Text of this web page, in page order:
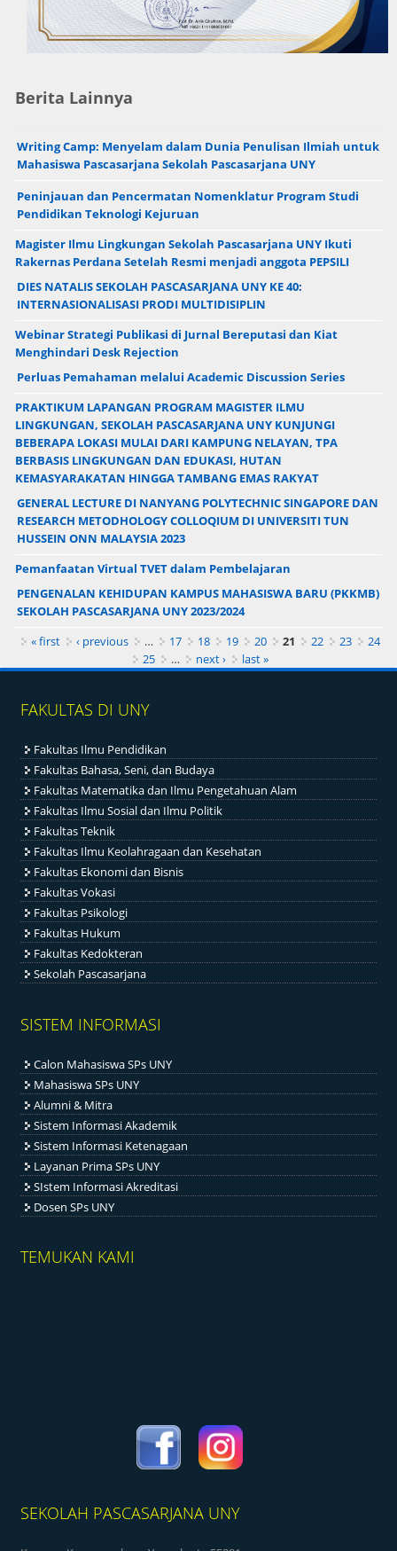
Berita Lainnya
Writing Camp: Menyelam dalam Dunia Penulisan Ilmiah untuk
Mahasiswa Pascasarjana Sekolah Pascasarjana UNY
Peninjauan dan Pencermatan Nomenklatur Program Studi
Pendidikan Teknologi Kejuruan
Magister Ilmu Lingkungan Sekolah Pascasarjana UNY Ikuti
Rakernas Perdana Setelah Resmi menjadi anggota PEPSILI
DIES NATALIS SEKOLAH PASCASARJANA UNY KE 40:
INTERNASIONALISASI PRODI MULTIDISIPLIN
Webinar Strategi Publikasi di Jurnal Bereputasi dan Kiat
Menghindari Desk Rejection
Perluas Pemahaman melalui Academic Discussion Series
PRAKTIKUM LAPANGAN PROGRAM MAGISTER ILMU
LINGKUNGAN, SEKOLAH PASCASARJANA UNY KUNJUNGI
BEBERAPA LOKASI MULAI DARI KAMPUNG NELAYAN, TPA
BERBASIS LINGKUNGAN DAN EDUKASI, HUTAN
KEMASYARAKATAN HINGGA TAMBANG EMAS RAKYAT
GENERAL LECTURE DI NANYANG POLYTECHNIC SINGAPORE DAN
RESEARCH METODHOLOGY COLLOQIUM DI UNIVERSITI TUN
HUSSEIN ONN MALAYSIA 2023
Pemanfaatan Virtual TVET dalam Pembelajaran
PENGENALAN KEHIDUPAN KAMPUS MAHASISWA BARU (PKKMB)
SEKOLAH PASCASARJANA UNY 2023/2024
Pages
« first ‹ previous … 17 18 19 20 21 22 23
24
25
… next › last »
FAKULTAS DI UNY
Fakultas Ilmu Pendidikan
Fakultas Bahasa, Seni, dan Budaya
Fakultas Matematika dan Ilmu Pengetahuan Alam
Fakultas Ilmu Sosial dan Ilmu Politik
Fakultas Teknik
Fakultas Ilmu Keolahragaan dan Kesehatan
Fakultas Ekonomi dan Bisnis
Fakultas Vokasi
Fakultas Psikologi
Fakultas Hukum
Fakultas Kedokteran
Sekolah Pascasarjana
SISTEM INFORMASI
Calon Mahasiswa SPs UNY
Mahasiswa SPs UNY
Alumni & Mitra
Sistem Informasi Akademik
Sistem Informasi Ketenagaan
Layanan Prima SPs UNY
SIstem Informasi Akreditasi
Dosen SPs UNY
TEMUKAN KAMI
SEKOLAH PASCASARJANA UNY